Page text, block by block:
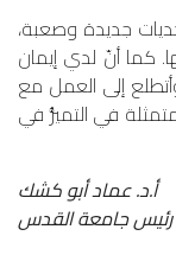
جديدة وصعبة،
كما أنّ لدي إيمان
إلى العمل مع
في التميُّز في
أ.د. عماد أبو كشك
رئيس جامعة القدس